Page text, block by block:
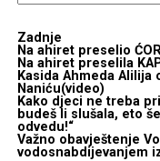
Zadnje
Na ahiret preselio
Na ahiret preselila
Kasida Ahmeda
Naniću(video)
Kako djeci ne treba
budeš li slušala, eto
odvedu!“
Važno obavještenje
vodosnabdijevanjem